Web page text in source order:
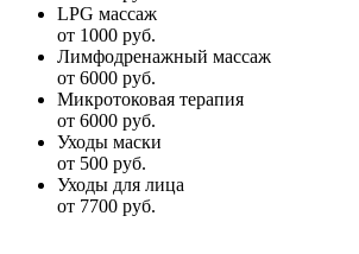
LPG массаж
от 1000 руб.
Лимфодренажный массаж
от 6000 руб.
Микротоковая терапия
от 6000 руб.
Уходы маски
от 500 руб.
Уходы для лица
от 7700 руб.